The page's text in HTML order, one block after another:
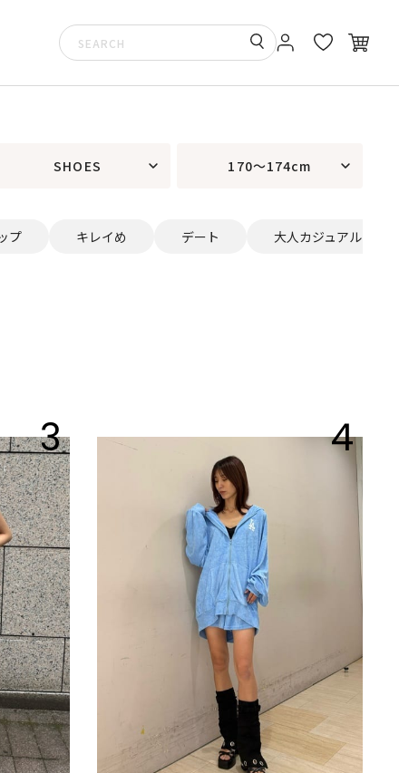
SHOES 170～174cm
プ キレイめ デート 大人カジュアル
3 4